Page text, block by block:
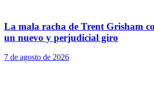
La mala racha de Trent Grisham
un nuevo y perjudicial giro
7 de agosto de 2026